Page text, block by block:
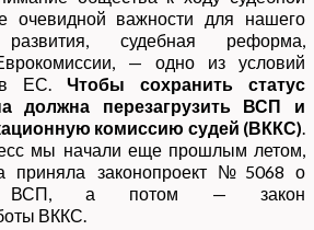
важности для нашего
развития, судебная реформа,
— одно из условий
в ЕС. Чтобы сохранить статус
должна перезагрузить ВСП и
комиссию судей (ВККС)
мы начали еще прошлым летом,
приняла законопроект №5068 о
ВСП, а потом — закон
ВККС.